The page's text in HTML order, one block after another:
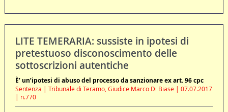
LITE TEMERARIA: sussiste in ipotesi di
pretestuoso disconoscimento delle
sottoscrizioni autentiche
È’ un’ipotesi di abuso del processo da sanzionare ex art. 96 cpc
Sentenza | Tribunale di Teramo, Giudice Marco Di Biase | 07.07.2017
| n.770